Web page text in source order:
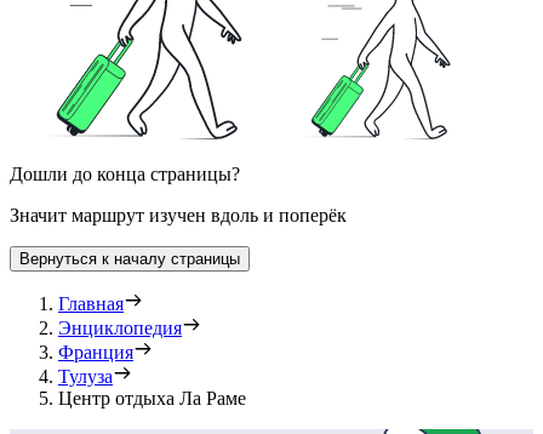
Дошли до конца страницы?
Значит маршрут изучен вдоль и поперёк
Вернуться к началу страницы
Главная
Энциклопедия
Франция
Тулуза
Центр отдыха Ла Раме